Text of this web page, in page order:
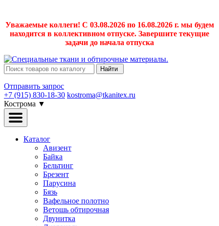
Уважаемые коллеги! С 03.08.2026 по 16.08.2026 г. мы будем
находится в коллективном отпуске. Завершите текущие
задачи до начала отпуска
Найти
Отправить запрос
+7 (915) 830-18-30 kostroma@tkanitex.ru
Кострома ▼
Каталог
Авизент
Байка
Бельтинг
Брезент
Парусина
Бязь
Вафельное полотно
Ветошь обтирочная
Двунитка